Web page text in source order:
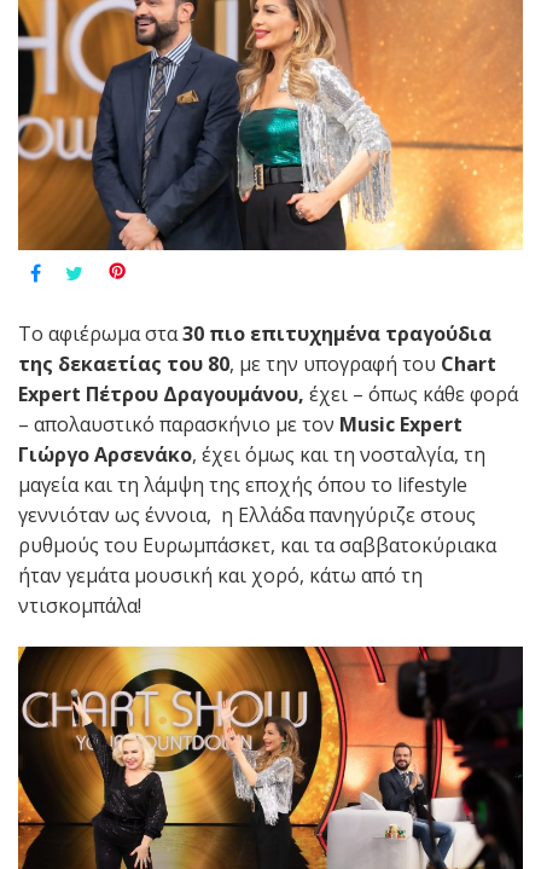
Το αφιέρωμα στα30 πιο επιτυχημένα τραγούδια
της δεκαετίας του 80, με την υπογραφή του Chart
Expert Πέτρου Δραγουμάνου, έχει – όπως κάθε φορά
– απολαυστικό παρασκήνιο με τον Music Expert
Γιώργο Αρσενάκο, έχει όμως και τη νοσταλγία, τη
μαγεία και τη λάμψη της εποχής όπου το lifestyle
γεννιόταν ως έννοια, η Ελλάδα πανηγύριζε στους
ρυθμούς του Ευρωμπάσκετ, και τα σαββατοκύριακα
ήταν γεμάτα μουσική και χορό, κάτω από τη
ντισκομπάλα!